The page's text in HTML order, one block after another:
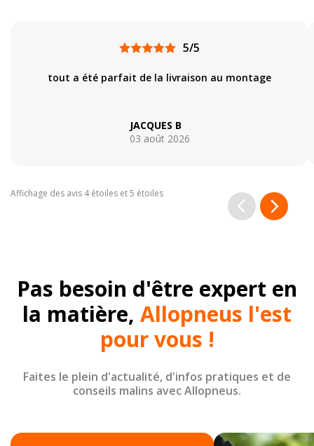
5/5
tout a été parfait de la livraison au montage
JACQUES B
03 août 2026
Affichage des avis 4 étoiles et 5 étoiles
Pas besoin d'être expert en
la matière, Allopneus l'est
pour vous !
Faites le plein d'actualité, d'infos pratiques et de
conseils malins avec Allopneus.